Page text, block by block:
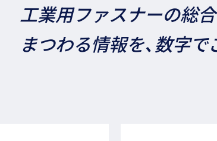
工業用ファスナーの総
まつわる情報を、数字